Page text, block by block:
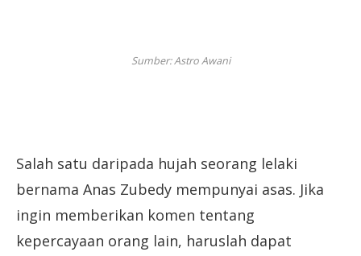
Sumber: Astro Awani
Salah satu daripada hujah seorang lelaki
bernama Anas Zubedy mempunyai asas. Jika
ingin memberikan komen tentang
kepercayaan orang lain, haruslah dapat